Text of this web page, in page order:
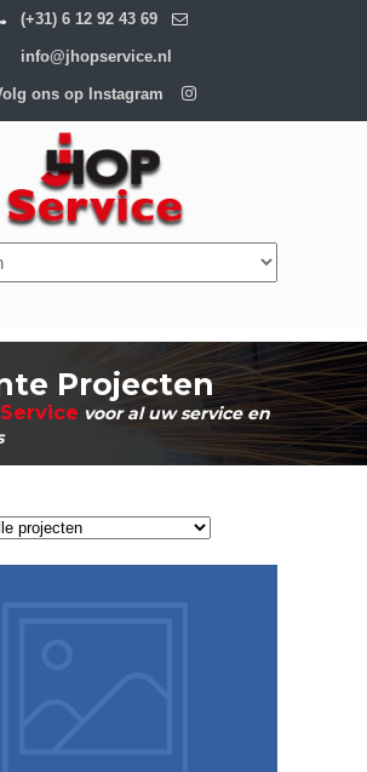
(+31) 6 12 92 43 69
info@jhopservice.nl
ons op Instagram
Projecten
Service voor al uw service en